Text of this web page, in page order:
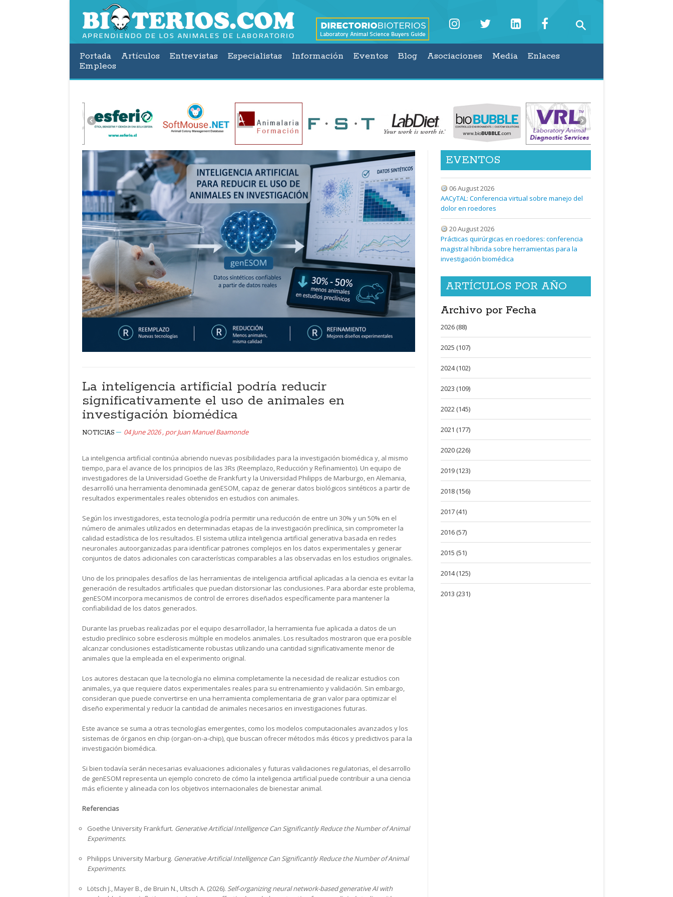
Portada Artículos Entrevistas Especialistas Información Eventos Blog Asociaciones Media
Enlaces
Empleos
La inteligencia artificial podría reducir
significativamente el uso de animales en
investigación biomédica
NOTICIAS 04 June 2026 , porJuan Manuel Baamonde
La inteligencia artificial continúa abriendo nuevas posibilidades para la investigación biomédica y, al mismo
tiempo, para el avance de los principios de las 3Rs (Reemplazo, Reducción y Refinamiento). Un equipo de
investigadores de la Universidad Goethe de Frankfurt y la Universidad Philipps de Marburgo, en Alemania,
desarrolló una herramienta denominada genESOM, capaz de generar datos biológicos sintéticos a partir de
resultados experimentales reales obtenidos en estudios con animales.
Según los investigadores, esta tecnología podría permitir una reducción de entre un 30% y un 50% en el
número de animales utilizados en determinadas etapas de la investigación preclínica, sin comprometer la
calidad estadística de los resultados. El sistema utiliza inteligencia artificial generativa basada en redes
neuronales autoorganizadas para identificar patrones complejos en los datos experimentales y generar
conjuntos de datos adicionales con características comparables a las observadas en los estudios originales.
Uno de los principales desafíos de las herramientas de inteligencia artificial aplicadas a la ciencia es evitar la
generación de resultados artificiales que puedan distorsionar las conclusiones. Para abordar este problema,
genESOM incorpora mecanismos de control de errores diseñados específicamente para mantener la
confiabilidad de los datos generados.
Durante las pruebas realizadas por el equipo desarrollador, la herramienta fue aplicada a datos de un
estudio preclínico sobre esclerosis múltiple en modelos animales. Los resultados mostraron que era posible
alcanzar conclusiones estadísticamente robustas utilizando una cantidad significativamente menor de
animales que la empleada en el experimento original.
Los autores destacan que la tecnología no elimina completamente la necesidad de realizar estudios con
animales, ya que requiere datos experimentales reales para su entrenamiento y validación. Sin embargo,
consideran que puede convertirse en una herramienta complementaria de gran valor para optimizar el
diseño experimental y reducir la cantidad de animales necesarios en investigaciones futuras.
Este avance se suma a otras tecnologías emergentes, como los modelos computacionales avanzados y los
sistemas de órganos en chip (organ-on-a-chip), que buscan ofrecer métodos más éticos y predictivos para la
investigación biomédica.
Si bien todavía serán necesarias evaluaciones adicionales y futuras validaciones regulatorias, el desarrollo
de genESOM representa un ejemplo concreto de cómo la inteligencia artificial puede contribuir a una ciencia
más eficiente y alineada con los objetivos internacionales de bienestar animal.
Referencias
Goethe University Frankfurt. Generative Artificial Intelligence Can Significantly Reduce the Number of Animal
Experiments.
Philipps University Marburg. Generative Artificial Intelligence Can Significantly Reduce the Number of Animal
Experiments.
Lötsch J., Mayer B., de Bruin N., Ultsch A. (2026). Self-organizing neural network-based generative AI with
EVENTOS
06 August 2026
AACyTAL: Conferencia virtual sobre manejo del
dolor en roedores
20 August 2026
Prácticas quirúrgicas en roedores: conferencia
magistral híbrida sobre herramientas para la
investigación biomédica
ARTÍCULOS POR AÑO
Archivo por Fecha
2026 (88)
2025 (107)
2024 (102)
2023 (109)
2022 (145)
2021 (177)
2020 (226)
2019 (123)
2018 (156)
2017 (41)
2016 (57)
2015 (51)
2014 (125)
2013 (231)